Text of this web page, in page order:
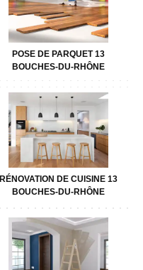
POSE DE PARQUET 13
BOUCHES-DU-RHÔNE
RÉNOVATION DE CUISINE 13
BOUCHES-DU-RHÔNE